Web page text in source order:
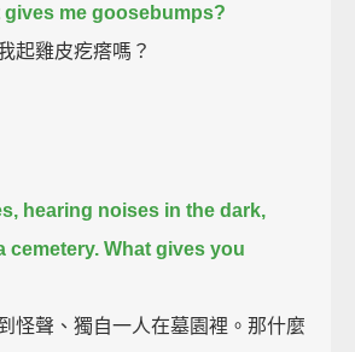
gives me goosebumps?
起雞皮疙瘩嗎？
hearing noises in the dark,
cemetery. What gives you
怪聲、獨自一人在墓園裡。那什麼